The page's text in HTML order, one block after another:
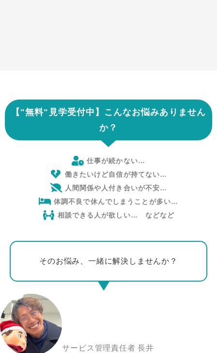
【"無料" 見学受付中】こんなお悩みありません
か？
仕事が続かない…
働きたいけど自信が持てない…
人間関係や人付き合いが不安…
体調不良で休んでしまうことが多い…
相談できる人が欲しい… などなど
そのお悩み、一緒に解決しませんか？
サービス管理責任者 長井